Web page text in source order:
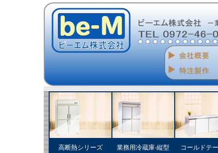
高断熱シリーズ 業務用冷蔵庫‐縦型 コールドテ